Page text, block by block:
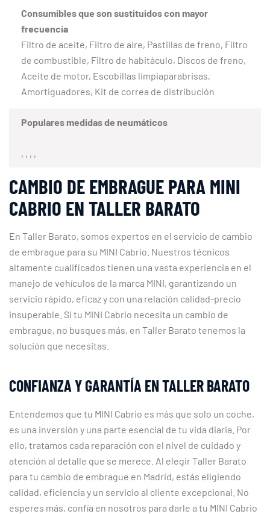
Consumibles que son sustituidos con mayor
frecuencia
Filtro de aceite, Filtro de aire, Pastillas de freno, Filtro
de combustible, Filtro de habitáculo, Discos de freno,
Aceite de motor, Escobillas limpiaparabrisas,
Amortiguadores, Kit de correa de distribución
Populares medidas de neumáticos
, , , ,
CAMBIO DE EMBRAGUE PARA MINI
CABRIO EN TALLER BARATO
En Taller Barato, somos expertos en el servicio de cambio
de embrague para su MINI Cabrio. Nuestros técnicos
altamente cualificados tienen una vasta experiencia en el
manejo de vehículos de la marca MINI, garantizando un
servicio rápido, eficaz y con una relación calidad-precio
insuperable. Si tu MINI Cabrio necesita un cambio de
embrague, no busques más, en Taller Barato tenemos la
solución que necesitas.
CONFIANZA Y GARANTÍA EN TALLER BARATO
Entendemos que tu MINI Cabrio es más que solo un coche,
es una inversión y una parte esencial de tu vida diaria. Por
ello, tratamos cada reparación con el nivel de cuidado y
atención al detalle que se merece. Al elegir Taller Barato
para tu cambio de embrague en Madrid, estás eligiendo
calidad, eficiencia y un servicio al cliente excepcional. No
esperes más, confía en nosotros para darle a tu MINI Cabrio